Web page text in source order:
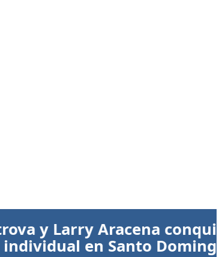
conquistan el oro en
Domingo 2026